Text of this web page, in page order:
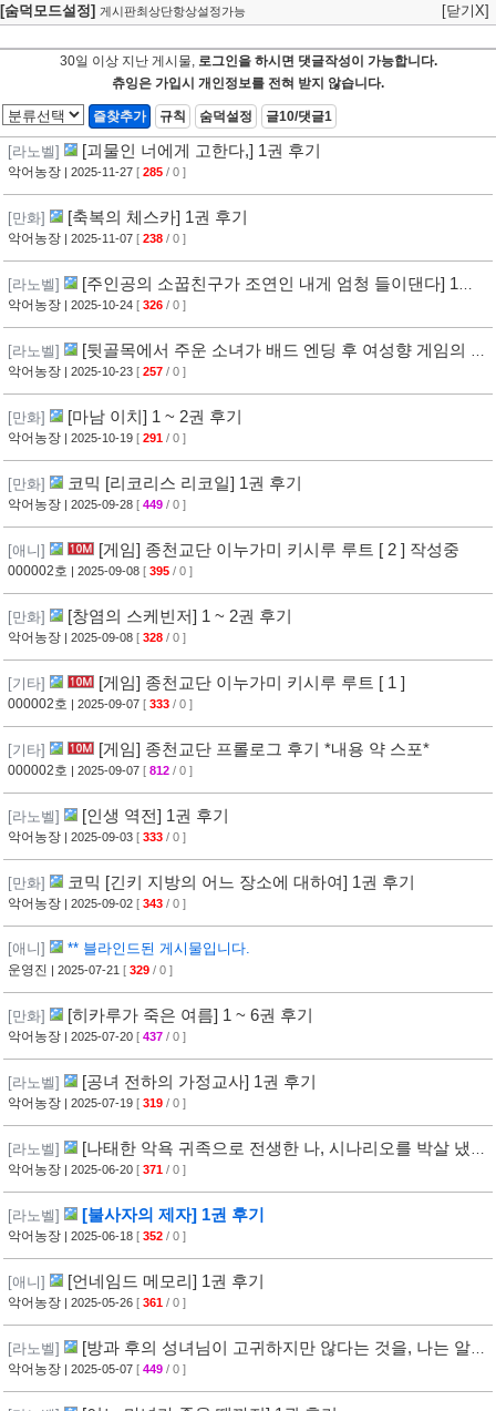
[숨덕모드설정] 게시판최상단항상설정가능 [닫기X]
30일 이상 지난 게시물,
로그인을 하시면 댓글작성이 가능합니다.
츄잉은 가입시 개인정보를 전혀 받지 않습니다.
즐찾추가 규칙 숨덕설정 글10/댓글1
[라노벨] [괴물인 너에게 고한다,] 1권 후기
악어농장 | 2025-11-27 [ 285 / 0 ]
[만화] [축복의 체스카] 1권 후기
악어농장 | 2025-11-07 [ 238 / 0 ]
[라노벨]
[주인공의 소꿉친구가 조연인 내게 엄청 들이댄다] 1권
후기
악어농장 | 2025-10-24 [ 326 / 0 ]
[라노벨]
[뒷골목에서 주운 소녀가 배드 엔딩 후 여성향 게임의 히
로인이었던 건] 1권 후기
악어농장 | 2025-10-23 [ 257 / 0 ]
[만화] [마남 이치] 1 ~ 2권 후기
악어농장 | 2025-10-19 [ 291 / 0 ]
[만화] 코믹 [리코리스 리코일] 1권 후기
악어농장 | 2025-09-28 [ 449 / 0 ]
[애니] [게임] 종천교단 이누가미 키시루 루트 [ 2 ] 작성중
000002호 | 2025-09-08 [ 395 / 0 ]
[만화] [창염의 스케빈저] 1 ~ 2권 후기
악어농장 | 2025-09-08 [ 328 / 0 ]
[기타] [게임] 종천교단 이누가미 키시루 루트 [ 1 ]
000002호 | 2025-09-07 [ 333 / 0 ]
[기타] [게임] 종천교단 프롤로그 후기 *내용 약 스포*
000002호 | 2025-09-07 [ 812 / 0 ]
[라노벨] [인생 역전] 1권 후기
악어농장 | 2025-09-03 [ 333 / 0 ]
[만화] 코믹 [긴키 지방의 어느 장소에 대하여] 1권 후기
악어농장 | 2025-09-02 [ 343 / 0 ]
[애니] ** 블라인드된 게시물입니다.
운영진 | 2025-07-21 [ 329 / 0 ]
[만화] [히카루가 죽은 여름] 1 ~ 6권 후기
악어농장 | 2025-07-20 [ 437 / 0 ]
[라노벨] [공녀 전하의 가정교사] 1권 후기
악어농장 | 2025-07-19 [ 319 / 0 ]
[라노벨]
[나태한 악욕 귀족으로 전생한 나, 시나리오를 박살 냈더
니 월등한 마력으로 최흉이 되었다] 1권 후기
악어농장 | 2025-06-20 [ 371 / 0 ]
[라노벨] [불사자의 제자] 1권 후기
악어농장 | 2025-06-18 [ 352 / 0 ]
[애니] [언네임드 메모리] 1권 후기
악어농장 | 2025-05-26 [ 361 / 0 ]
[라노벨]
[방과 후의 성녀님이 고귀하지만 않다는 것을, 나는 알고
있다] 1권 후기
악어농장 | 2025-05-07 [ 449 / 0 ]